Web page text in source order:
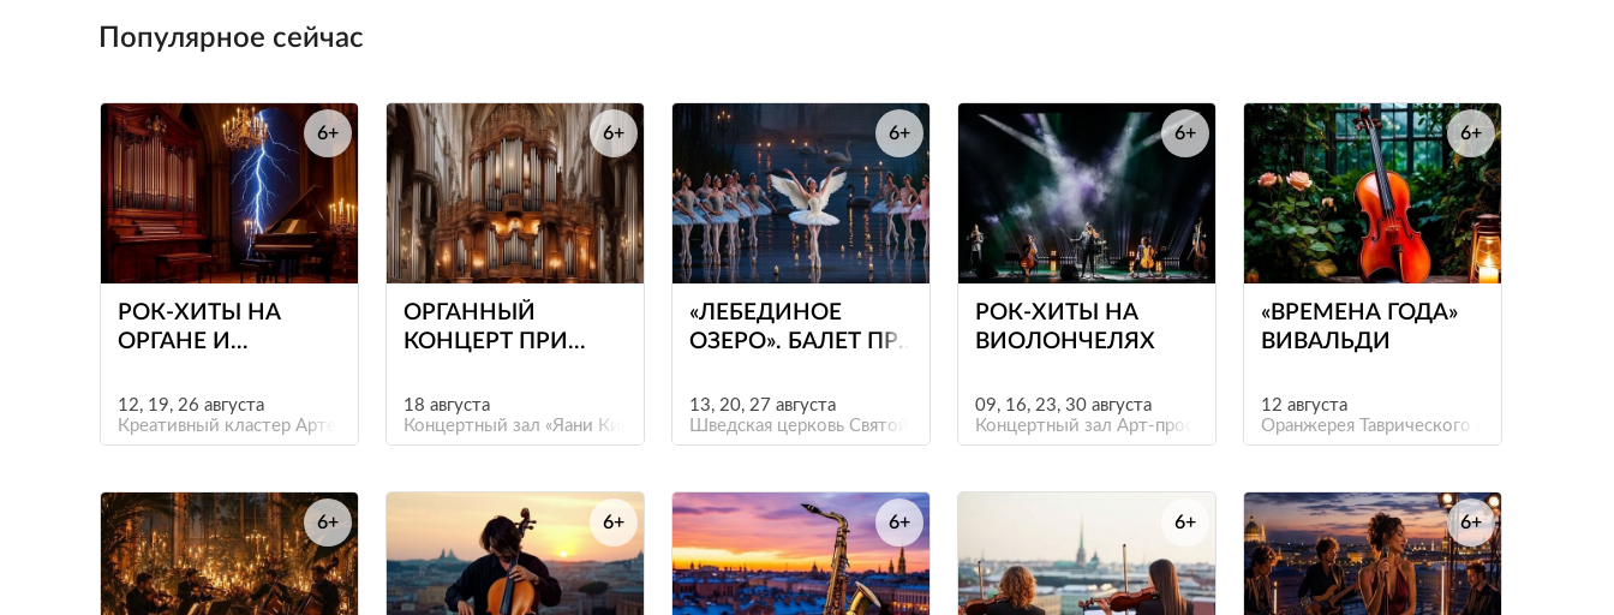
Популярное сейчас
е
РОК-ХИТЫ НА
ОРГАНЕ И
СВЕЧАХ.
БОГЕМНЫЙ
12, 19, 26 августа
Креативный кластер Арте-Фактум
6+
е
ОРГАННЫЙ
КОНЦЕРТ ПРИ
ДО
ИНТЕРСТЕЛЛАР»
18 августа
Концертный зал «Яани Кирик»
6+
е
«ЛЕБЕДИНОЕ
ОЗЕРО». БАЛЕТ ПРИ
13, 20, 27 августа
Шведская церковь Святой Екатерины
6+
е
РОК-ХИТЫ НА
ВИОЛОНЧЕЛЯХ
09, 16, 23, 30 августа
Концертный зал Арт-пространства «Фабрика»
6+
«ВРЕМЕНА ГОДА»
ВИВАЛЬДИ
12 августа
Оранжерея Таврического сада
6+
6+ 6+ 6+ 6+ 6+